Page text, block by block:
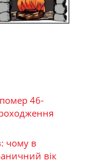
46-
чому в
вік